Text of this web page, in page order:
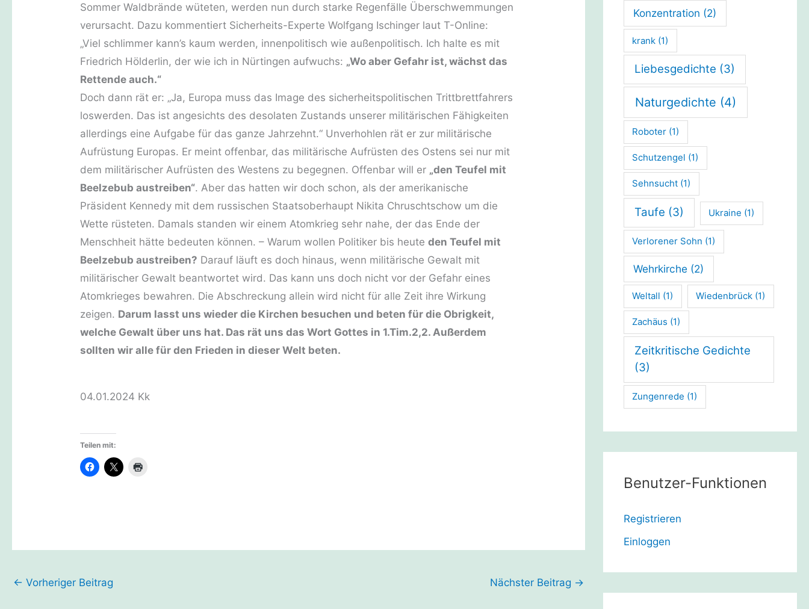
Sommer Waldbrände wüteten, werden nun durch starke Regenfälle Überschwemmungen
verursacht. Dazu kommentiert Sicherheits-Experte Wolfgang Ischinger laut T-Online:
„Viel schlimmer kann’s kaum werden, innenpolitisch wie außenpolitisch. Ich halte es mit
Friedrich Hölderlin, der wie ich in Nürtingen aufwuchs: „Wo aber Gefahr ist, wächst das
Rettende auch.“
Doch dann rät er: „Ja, Europa muss das Image des sicherheitspolitischen Trittbrettfahrers
loswerden. Das ist angesichts des desolaten Zustands unserer militärischen Fähigkeiten
allerdings eine Aufgabe für das ganze Jahrzehnt.“ Unverhohlen rät er zur militärische
Aufrüstung Europas. Er meint offenbar, das militärische Aufrüsten des Ostens sei nur mit
dem militärischer Aufrüsten des Westens zu begegnen. Offenbar will er „den Teufel mit
Beelzebub austreiben“. Aber das hatten wir doch schon, als der amerikanische
Präsident Kennedy mit dem russischen Staatsoberhaupt Nikita Chruschtschow um die
Wette rüsteten. Damals standen wir einem Atomkrieg sehr nahe, der das Ende der
Menschheit hätte bedeuten können. – Warum wollen Politiker bis heuteden Teufel mit
Beelzebub austreiben? Darauf läuft es doch hinaus, wenn militärische Gewalt mit
militärischer Gewalt beantwortet wird. Das kann uns doch nicht vor der Gefahr eines
Atomkrieges bewahren. Die Abschreckung allein wird nicht für alle Zeit ihre Wirkung
zeigen. Darum lasst uns wieder die Kirchen besuchen und beten für die Obrigkeit,
welche Gewalt über uns hat. Das rät uns das Wort Gottes in 1.Tim.2,2. Außerdem
sollten wir alle für den Frieden in dieser Welt beten.
04.01.2024 Kk
Teilen mit:
← Vorheriger Beitrag Nächster Beitrag →
Konzentration (2)
krank (1)
Liebesgedichte (3)
Naturgedichte (4)
Roboter (1)
Schutzengel (1)
Sehnsucht (1)
Taufe (3) Ukraine (1)
Verlorener Sohn (1)
Wehrkirche (2)
Weltall (1) Wiedenbrück (1)
Zachäus (1)
Zeitkritische Gedichte
(3)
Zungenrede (1)
Benutzer-Funktionen
Registrieren
Einloggen